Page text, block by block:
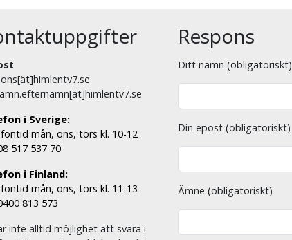
i Sverige:
mån, ons, tors kl. 10-12
517 537 70
i Finland:
mån, ons, tors kl. 11-13
813 573
inte alltid möjlighet att svara i
Respons
Ditt namn (obligatoriskt)
Din epost (obligatoriskt)
Ämne (obligatoriskt)